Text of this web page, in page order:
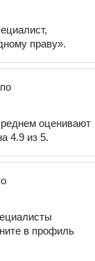
праву».
оценивают
4.9 из 5.
в профиль